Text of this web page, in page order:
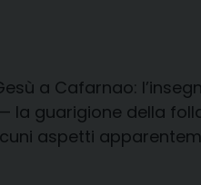
a Cafarnao:
la guarigione della
aspetti